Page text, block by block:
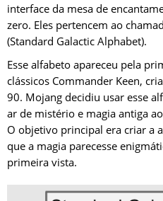
interface da mesa de
zero. Eles pertencem ao
(Standard Galactic Alphabet).
Esse alfabeto apareceu pela
clássicos Commander Keen,
90. Mojang decidiu usar esse
ar de mistério e magia antiga
O objetivo principal era criar a
que a magia parecesse
primeira vista.